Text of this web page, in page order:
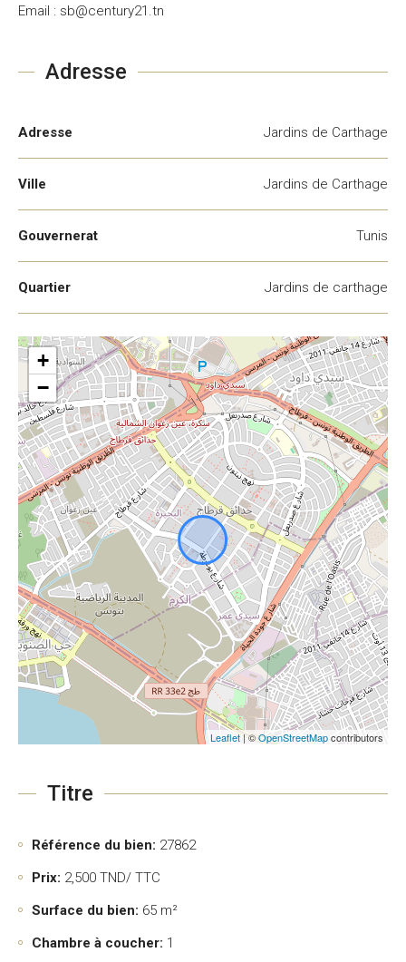
Email : sb@century21.tn
Adresse
Adresse Jardins de Carthage
Ville Jardins de Carthage
Gouvernerat Tunis
Quartier Jardins de carthage
+
−
Leaflet| ©OpenStreetMapcontributors
Titre
Référence du bien: 27862
Prix: 2,500 TND/ TTC
Surface du bien: 65 m²
Chambre à coucher: 1